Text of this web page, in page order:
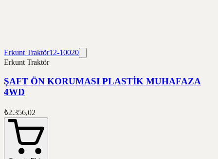
Erkunt Traktör12-10020
Erkunt Traktör
ŞAFT ÖN KORUMASI PLASTİK MUHAFAZA
4WD
₺2.356,02